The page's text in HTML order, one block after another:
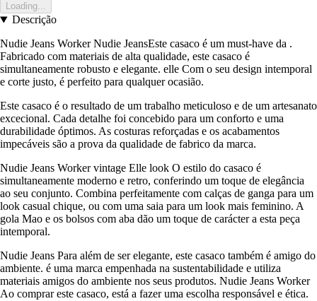
Loading...
Descrição
Nudie Jeans Worker Nudie JeansEste casaco é um must-have da .
Fabricado com materiais de alta qualidade, este casaco é
simultaneamente robusto e elegante. elle Com o seu design intemporal
e corte justo, é perfeito para qualquer ocasião.
Este casaco é o resultado de um trabalho meticuloso e de um artesanato
excecional. Cada detalhe foi concebido para um conforto e uma
durabilidade óptimos. As costuras reforçadas e os acabamentos
impecáveis são a prova da qualidade de fabrico da marca.
Nudie Jeans Worker vintage Elle look O estilo do casaco é
simultaneamente moderno e retro, conferindo um toque de elegância
ao seu conjunto. Combina perfeitamente com calças de ganga para um
look casual chique, ou com uma saia para um look mais feminino. A
gola Mao e os bolsos com aba dão um toque de carácter a esta peça
intemporal.
Nudie Jeans Para além de ser elegante, este casaco também é amigo do
ambiente. é uma marca empenhada na sustentabilidade e utiliza
materiais amigos do ambiente nos seus produtos. Nudie Jeans Worker
Ao comprar este casaco, está a fazer uma escolha responsável e ética.